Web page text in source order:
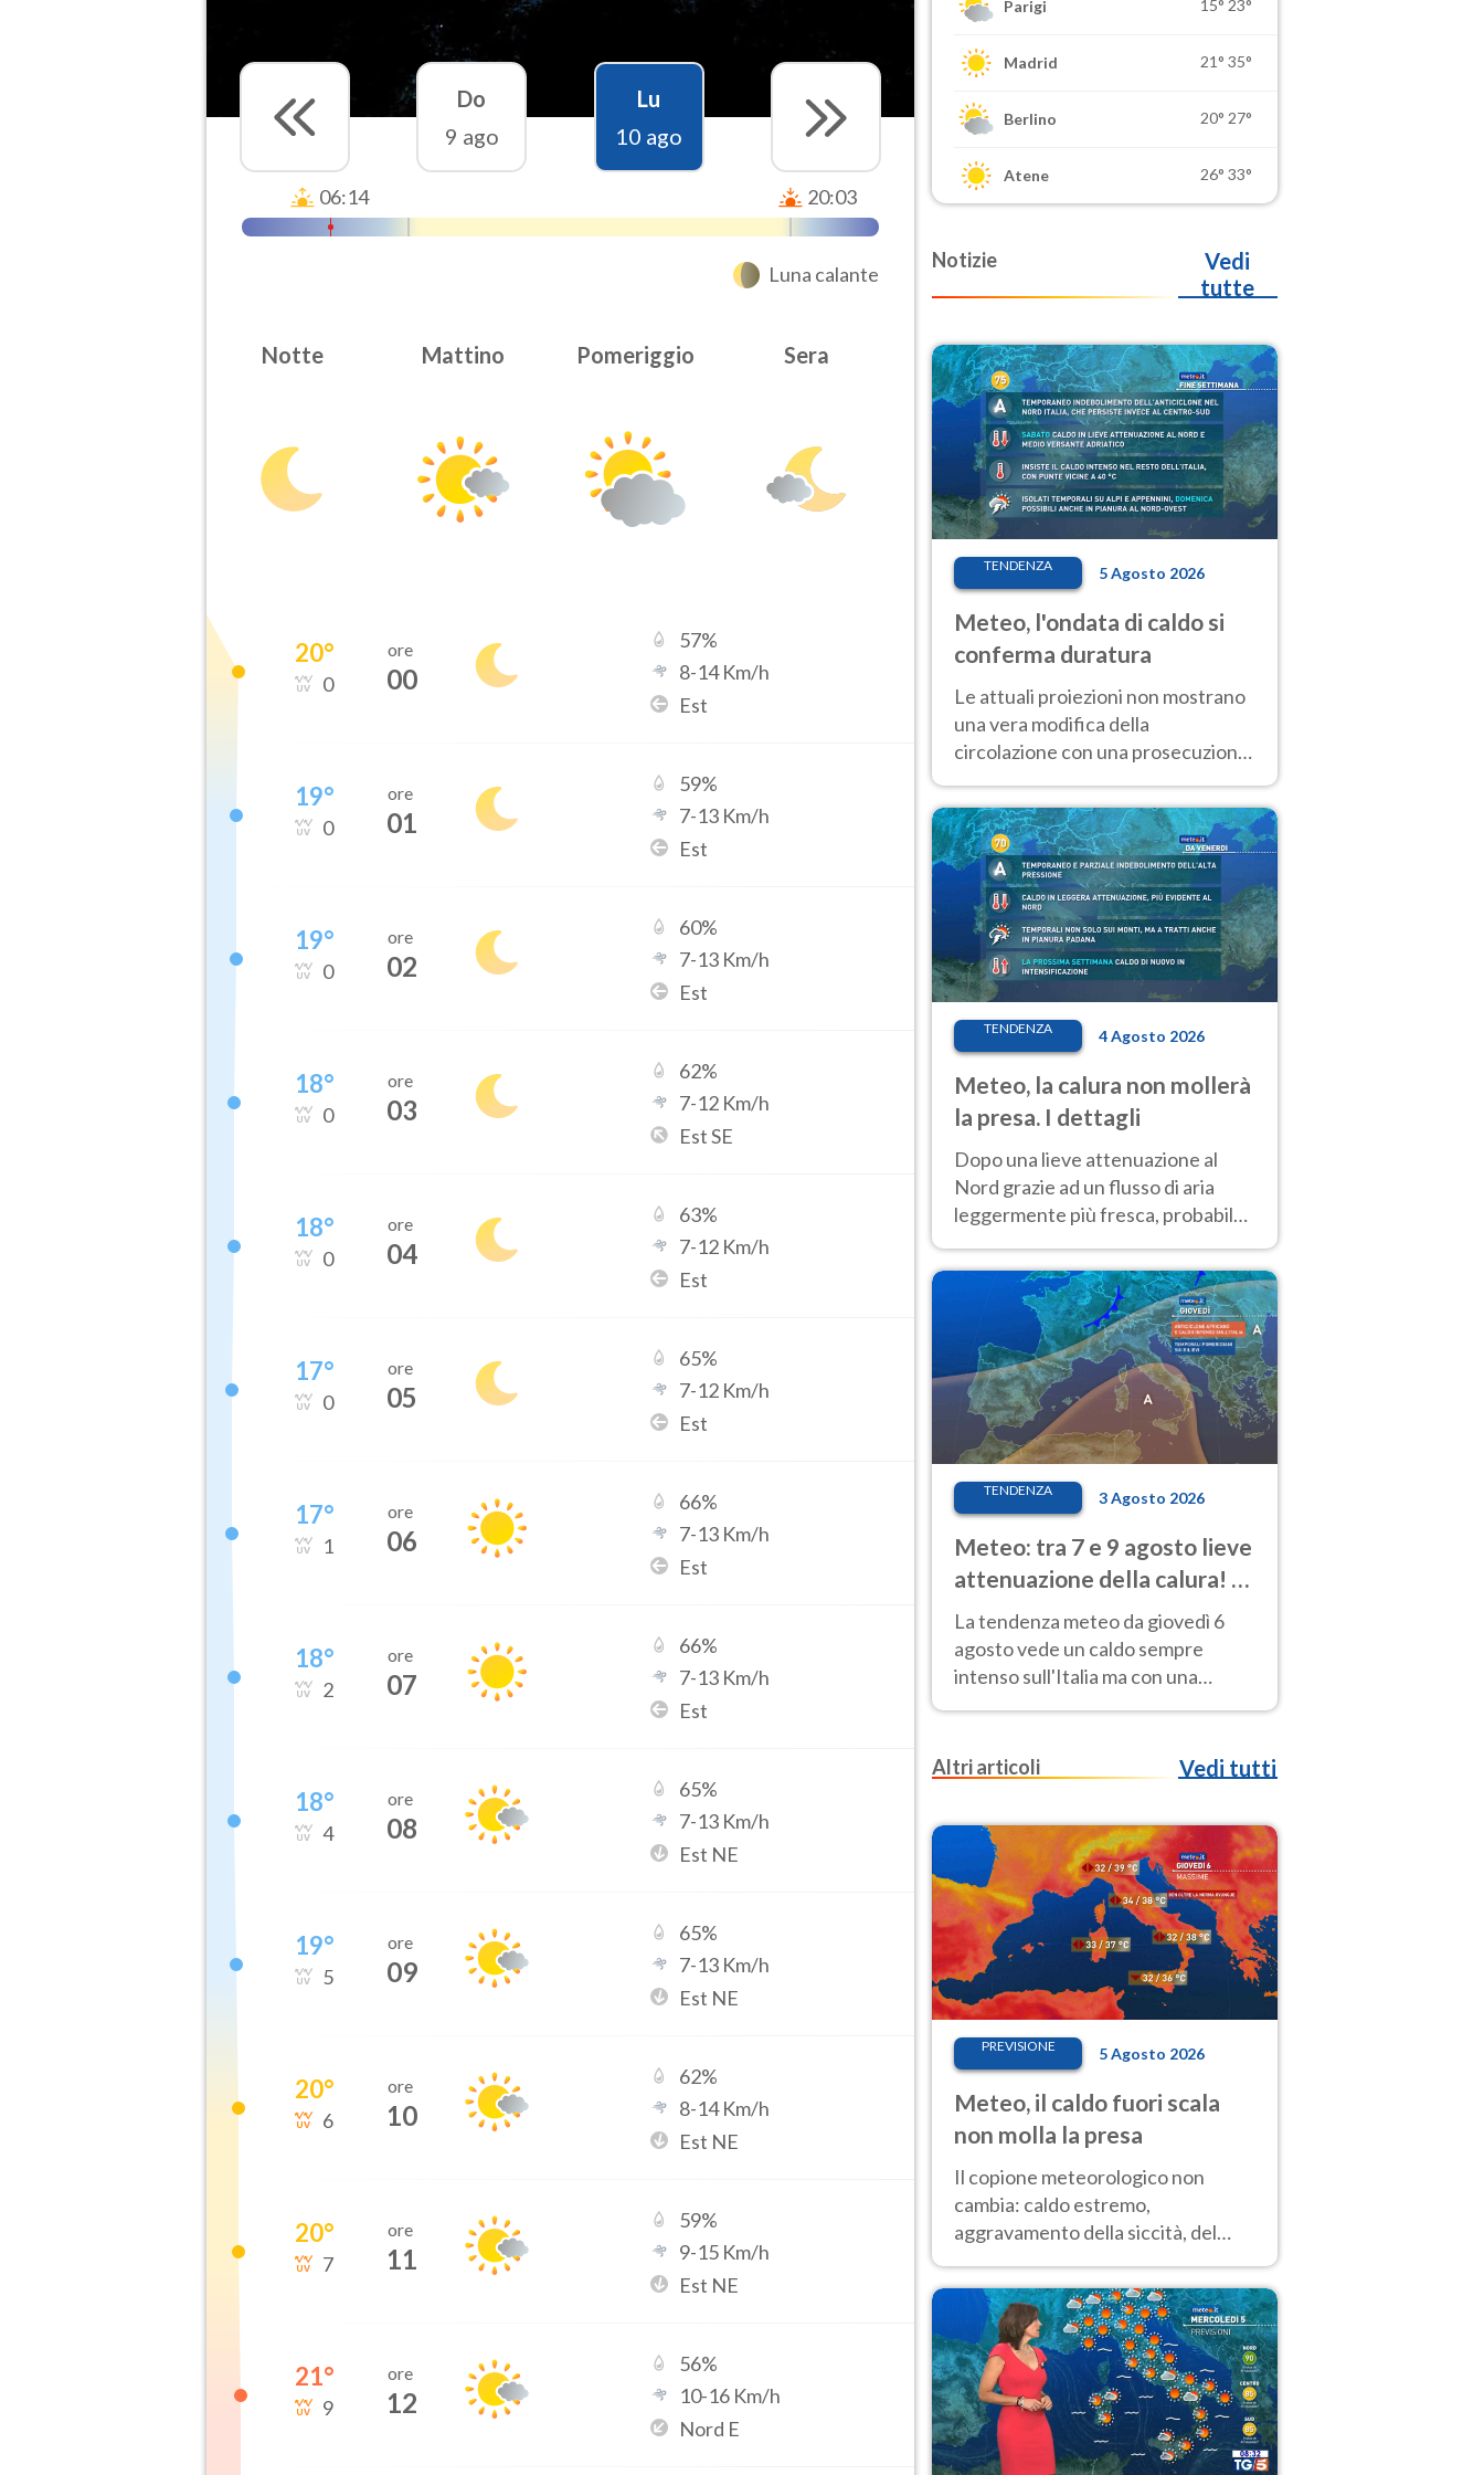
Do
9 ago
Lu
10 ago
06:14 20:03
Luna calante
Notte Mattino Pomeriggio Sera
20°
0
ore
00
57%
8-14Km/h
Est
19°
0
ore
01
59%
7-13 Km/h
Est
19°
0
ore
02
60%
7-13 Km/h
Est
18°
0
ore
03
62%
7-12 Km/h
Est SE
18°
0
ore
04
63%
7-12 Km/h
Est
17°
0
ore
05
65%
7-12 Km/h
Est
17°
1
ore
06
66%
7-13 Km/h
Est
18°
2
ore
07
66%
7-13 Km/h
Est
18°
4
ore
08
65%
7-13 Km/h
Est NE
19°
5
ore
09
65%
7-13 Km/h
Est NE
20°
6
ore
10
62%
8-14Km/h
Est NE
20°
7
ore
11
59%
9-15 Km/h
Est NE
21°
9
ore
12
56%
10-16 Km/h
Nord E
Parigi 15° 23°
Madrid 21° 35°
Berlino 20° 27°
Atene 26° 33°
Notizie
Vedi
tutte
TENDENZA 5 Agosto 2026
Meteo, l'ondata di caldo si
conferma duratura
Le attuali proiezioni non mostrano
una vera modifica della
circolazione con una prosecuzione
giorni, compresa la settimana di
Ferragosto
TENDENZA 4 Agosto 2026
Meteo, la calura non mollerà
la presa. I dettagli
Dopo una lieve attenuazione al
Nord grazie ad un flusso di aria
leggermente più fresca, probabile
africano entro Ferragosto
TENDENZA 3 Agosto 2026
Meteo: tra 7 e 9 agosto lieve
attenuazione della calura! Al
Nord rischio temporali
La tendenza meteo da giovedì 6
agosto vede un caldo sempre
intenso sull'Italia ma con una
parziale e lieve attenuazione tra il 7
Altri articoli
Vedi tutti
PREVISIONE 5 Agosto 2026
Meteo, il caldo fuori scala
non molla la presa
Il copione meteorologico non
cambia: caldo estremo,
aggravamento della siccità, del
calore. Nessun cambiamento fino
Ferragosto